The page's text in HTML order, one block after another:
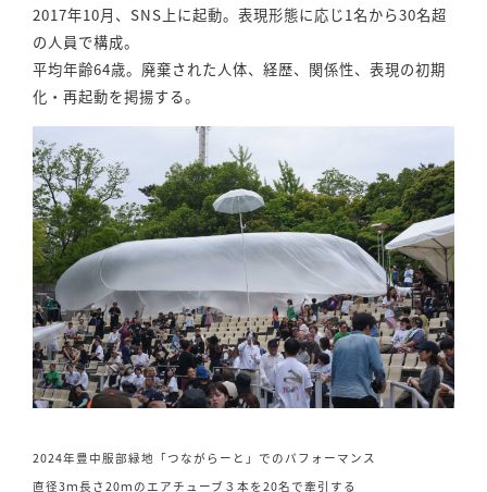
2017年10月、SNS上に起動。表現形態に応じ1名から30名超
の人員で構成。
平均年齢64歳。廃棄された人体、経歴、関係性、表現の初期
化・再起動を掲揚する。
2024年豊中服部緑地「つながらーと」でのパフォーマンス
直径3ｍ長さ20ｍのエアチューブ３本を20名で牽引する